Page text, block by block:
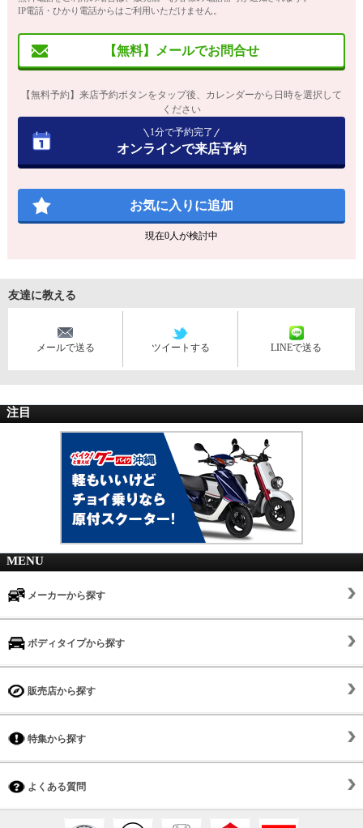
IP電話・ひかり電話からはご利用いただけません。
【無料】メールでお問合せ
【無料予約】来店予約ボタンをタップ後、カレンダーから日時を選択して
ください
1分で予約完了
オンラインで来店予約
お気に入りに追加
現在0人が検討中
友達に教える
メールで送る ツイートする LINEで送る
注目
MENU
メーカーから探す
ボディタイプから探す
販売店から探す
特集から探す
よくある質問